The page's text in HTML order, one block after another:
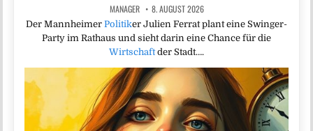
MANAGER 8. AUGUST 2026
Der Mannheimer Politiker Julien Ferrat plant eine Swinger-
Party im Rathaus und sieht darin eine Chance für die
Wirtschaftder Stadt….